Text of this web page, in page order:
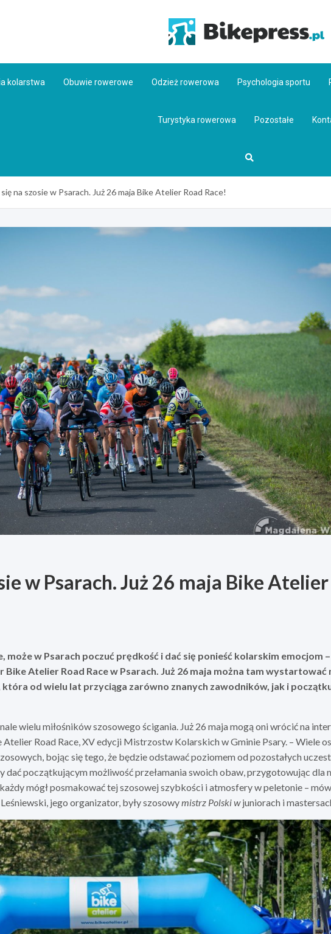
kolarstwa Obuwie rowerowe Odzież rowerowa Psychologia sportu
Turystyka rowerowa Pozostałe
na szosie w Psarach. Już 26 maja Bike Atelier Road Race!
w Psarach. Już 26 maja Bike Atelier
może w Psarach poczuć prędkość i dać się ponieść kolarskim emocjom
Atelier Road Race w Psarach. Już 26 maja można tam wystartować
od wielu lat przyciąga zarówno znanych zawodników, jak i
wielu miłośników szosowego ścigania. Już 26 maja mogą oni wrócić na
Road Race, XV edycji Mistrzostw Kolarskich w Gminie Psary. – Wiele
bojąc się tego, że będzie odstawać poziomem od pozostałych
dać początkującym możliwość przełamania swoich obaw, przygotowując dla
mógł posmakować tej szosowej szybkości i atmosfery w peletonie –
jego organizator, były szosowymistrz Polskiwjuniorach i